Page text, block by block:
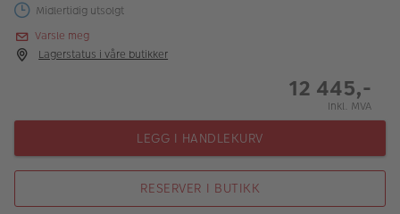
Midlertidig utsolgt
Varsle meg
Lagerstatus i våre butikker
12 445,-
Inkl. MVA
LEGG I HANDLEKURV
RESERVER I BUTIKK